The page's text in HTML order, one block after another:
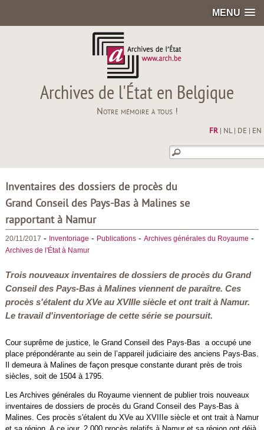
MENU
Archives de l'État en Belgique
Notre mémoire à tous !
FR| NL| DE EN
Inventaires des dossiers de procès du
Grand Conseil des Pays-Bas à Malines se
rapportant à Namur
20/11/2017 - Inventoriage - Publications- Archives générales du Royaume -
Archives de l'État à Namur
Trois nouveaux inventaires de dossiers de procès du Grand
Conseil des Pays-Bas à Malines viennent de paraître. Ces
procès s'étalent du XVe au XVIIIe siècle et ont trait à Namur.
Le travail d'inventoriage de cette série se poursuit.
Cour suprême de justice, le Grand Conseil des Pays-Bas a occupé une
place prépondérante au sein de l’appareil judiciaire des anciens Pays-Bas.
Il demeura à Malines de façon presque constante durant près de trois
siècles, soit de 1504 à 1795.
Les Archives générales du Royaume viennent de publier trois nouveaux
inventaires de dossiers de procès du Grand Conseil des Pays-Bas à
Malines. Ces procès s'étalent du XVe au XVIIIe siècle et ont trait à Namur